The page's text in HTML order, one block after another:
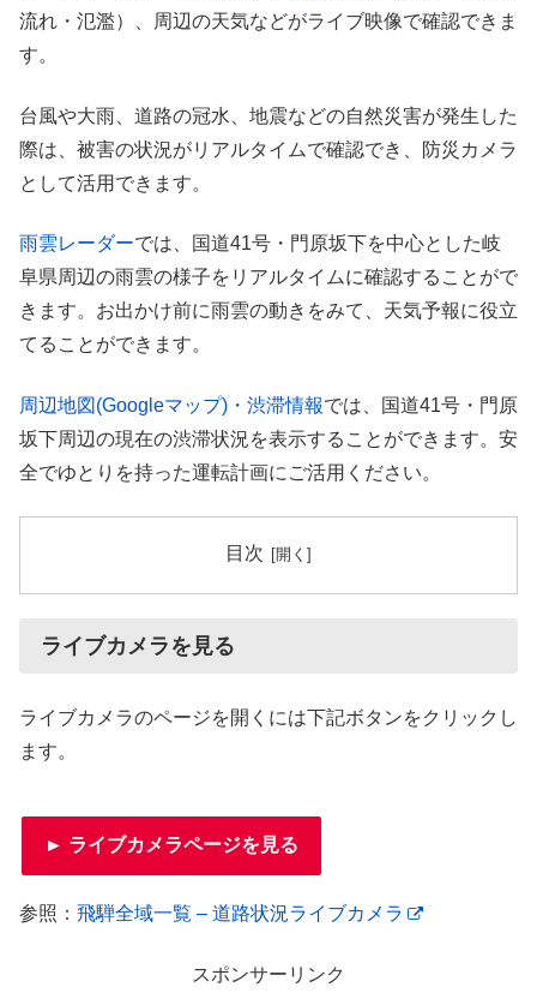
流れ・氾濫）、周辺の天気などがライブ映像で確認できま
す。
台風や大雨、道路の冠水、地震などの自然災害が発生した
際は、被害の状況がリアルタイムで確認でき、防災カメラ
として活用できます。
雨雲レーダーでは、国道41号・門原坂下を中心とした岐
阜県周辺の雨雲の様子をリアルタイムに確認することがで
きます。お出かけ前に雨雲の動きをみて、天気予報に役立
てることができます。
周辺地図(Googleマップ)・渋滞情報では、国道41号・門原
坂下周辺の現在の渋滞状況を表示することができます。安
全でゆとりを持った運転計画にご活用ください。
目次
ライブカメラを見る
ライブカメラのページを開くには下記ボタンをクリックし
ます。
► ライブカメラページを見る
参照： 飛騨全域一覧 – 道路状況ライブカメラ
スポンサーリンク